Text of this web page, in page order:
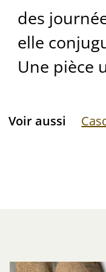
des
elle
Une pièce
Voir aussi